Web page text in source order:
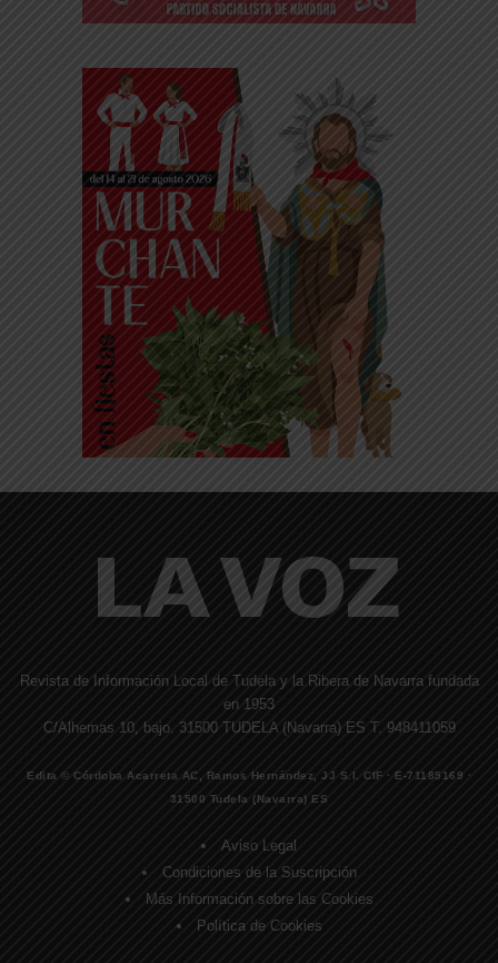
Revista de Información Local de Tudela y la Ribera de Navarra fundada
en 1953
C/Alhemas 10, bajo. 31500 TUDELA (Navarra) ES T. 948411059
Edita © Córdoba Acarreta AC, Ramos Hernández, JJ S.I. CIF · E-71185169 ·
31500 Tudela (Navarra) ES
Aviso Legal
Condiciones de la Suscripción
Más Información sobre las Cookies
Política de Cookies